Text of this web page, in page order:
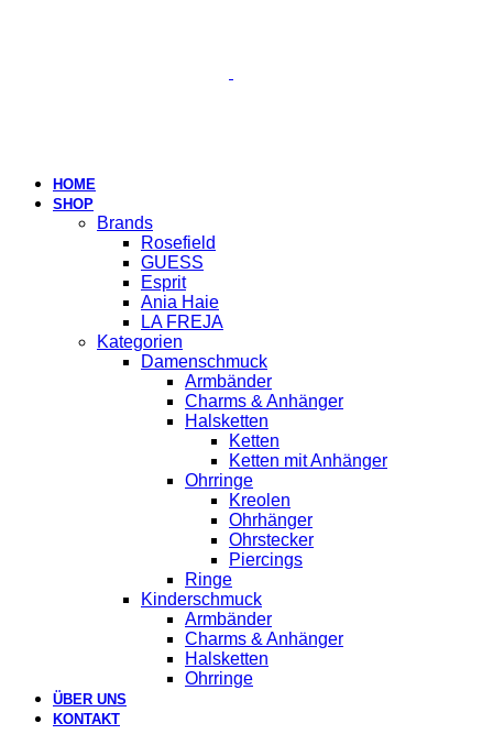
HOME
SHOP
Brands
Rosefield
GUESS
Esprit
Ania Haie
LA FREJA
Kategorien
Damenschmuck
Armbänder
Charms & Anhänger
Halsketten
Ketten
Ketten mit Anhänger
Ohrringe
Kreolen
Ohrhänger
Ohrstecker
Piercings
Ringe
Kinderschmuck
Armbänder
Charms & Anhänger
Halsketten
Ohrringe
ÜBER UNS
KONTAKT